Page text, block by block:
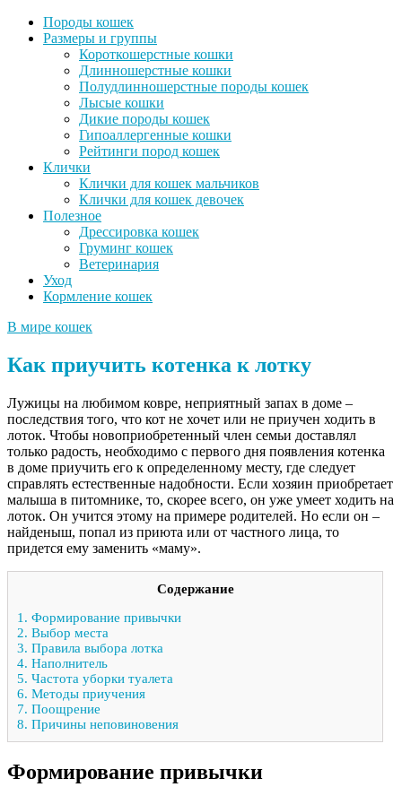
Породы кошек
Размеры и группы
Короткошерстные кошки
Длинношерстные кошки
Полудлинношерстные породы кошек
Лысые кошки
Дикие породы кошек
Гипоаллергенные кошки
Рейтинги пород кошек
Клички
Клички для кошек мальчиков
Клички для кошек девочек
Полезное
Дрессировка кошек
Груминг кошек
Ветеринария
Уход
Кормление кошек
В мире кошек
Как приучить котенка к лотку
Лужицы на любимом ковре, неприятный запах в доме –
последствия того, что кот не хочет или не приучен ходить в
лоток. Чтобы новоприобретенный член семьи доставлял
только радость, необходимо с первого дня появления котенка
в доме приучить его к определенному месту, где следует
справлять естественные надобности. Если хозяин приобретает
малыша в питомнике, то, скорее всего, он уже умеет ходить на
лоток. Он учится этому на примере родителей. Но если он –
найденыш, попал из приюта или от частного лица, то
придется ему заменить «маму».
Содержание
1. Формирование привычки
2. Выбор места
3. Правила выбора лотка
4. Наполнитель
5. Частота уборки туалета
6. Методы приучения
7. Поощрение
8. Причины неповиновения
Формирование привычки